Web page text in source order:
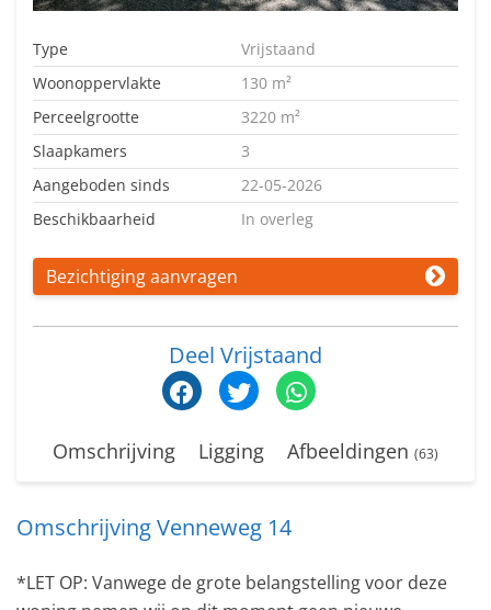
Type
Vrijstaand
Woonoppervlakte
130 m²
Perceelgrootte
3220 m²
Slaapkamers
3
Aangeboden sinds
22-05-2026
Beschikbaarheid
In overleg
Bezichtiging aanvragen
Deel Vrijstaand
Omschrijving Ligging Afbeeldingen (63)
Omschrijving Venneweg 14
*LET OP: Vanwege de grote belangstelling voor deze